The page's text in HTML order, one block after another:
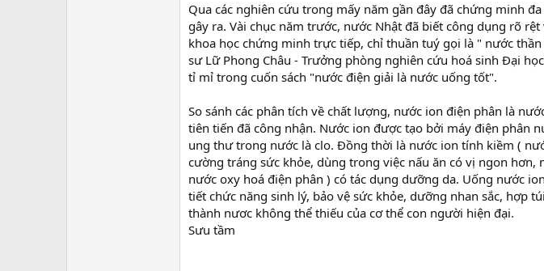
Qua các nghiên cứu trong mấy năm gần đây đã chứng minh
gây ra. Vài chục năm trước, nước Nhật đã biết công dụng rõ
khoa học chứng minh trực tiếp, chỉ thuần tuý gọi là " nước
sư Lữ Phong Châu - Trưởng phòng nghiên cứu hoá sinh Đại
tỉ mỉ trong cuốn sách "nước điện giải là nước uống tốt".
So sánh các phân tích về chất lượng, nước ion điện phân là
tiên tiến đã công nhận. Nước ion được tạo bởi máy điện phân
ung thư trong nước là clo. Đồng thời là nước ion tính kiềm (
cường tráng sức khỏe, dùng trong việc nấu ăn có vị ngon hơn,
nước oxy hoá điện phân ) có tác dụng dưỡng da. Uống nước
tiết chức năng sinh lý, bảo vệ sức khỏe, dưỡng nhan sắc, hợp
thành nươc không thể thiếu của cơ thể con người hiện đại.
Sưu tầm